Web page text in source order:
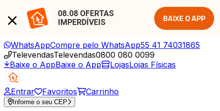
08.08 OFERTAS
IMPERDÍVEIS
BAIXE O APP
WhatsAppCompre pelo WhatsApp55 41 74031865
TelevendasTelevendas0800 080 0099
Baixe o AppBaixe o App LojasLojas Físicas
Entrar Favoritos Carrinho
Informe o seu CEP